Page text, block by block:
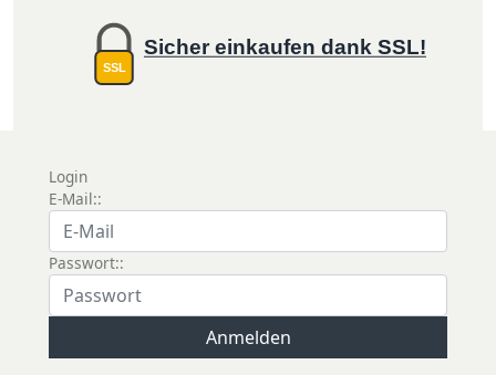
SSL
Sicher einkaufen dank SSL!
Login
E-Mail::
Passwort::